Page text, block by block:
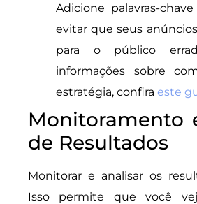
Adicione palavras-
evitar que seus
para o público
informações sobre
estratégia, confira este
Monitoramento
de Resultados
Monitorar e analisar os
Isso permite que você